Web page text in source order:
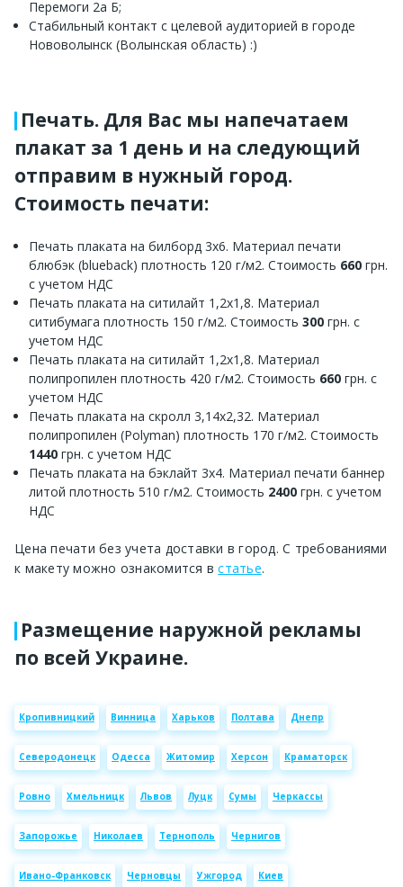
Перемоги 2а Б;
Стабильный контакт с целевой аудиторией в городе
Нововолынск (Волынская область) :)
Печать. Для Вас мы напечатаем
плакат за 1 день и на следующий
отправим в нужный город.
Стоимость печати:
Печать плаката на билборд 3х6. Материал печати
блюбэк (blueback) плотность 120 г/м2. Стоимость 660 грн.
с учетом НДС
Печать плаката на ситилайт 1,2х1,8. Материал
ситибумага плотность 150 г/м2. Стоимость 300 грн. с
учетом НДС
Печать плаката на ситилайт 1,2х1,8. Материал
полипропилен плотность 420 г/м2. Стоимость 660 грн. с
учетом НДС
Печать плаката на скролл 3,14х2,32. Материал
полипропилен (Polyman) плотность 170 г/м2. Стоимость
1440 грн. с учетом НДС
Печать плаката на бэклайт 3х4. Материал печати баннер
литой плотность 510 г/м2. Стоимость 2400 грн. с учетом
НДС
Цена печати без учета доставки в город. С требованиями
к макету можно ознакомится встатье.
Размещение наружной рекламы
по всей Украине.
Кропивницкий Винница Харьков Полтава Днепр
Северодонецк Одесса Житомир Херсон Краматорск
Ровно Хмельницк Львов Луцк Сумы Черкассы
Запорожье Николаев Тернополь Чернигов
Ивано-Франковск Черновцы Ужгород Киев